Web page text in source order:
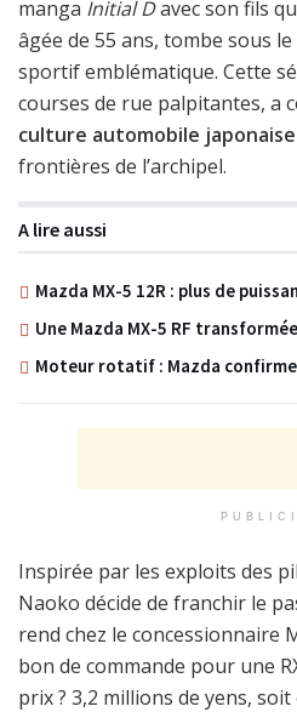
manga Initial Davec son fils
âgée de 55 ans, tombe sous
sportif emblématique. Cette
courses de rue palpitantes, a
culture automobile japonaise
frontières de l’archipel.
A lire aussi
Mazda MX-5 12R : plus de
Une Mazda MX-5 RF
Moteur rotatif : Mazda
Inspirée par les exploits des
Naoko décide de franchir le
rend chez le concessionnaire
bon de commande pour une
prix ? 3,2 millions de yens,